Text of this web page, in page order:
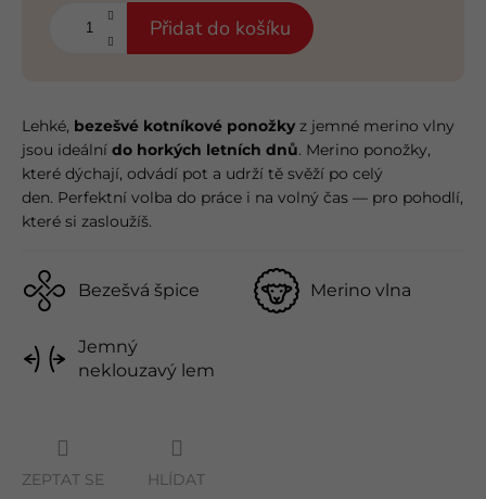
Přidat do košíku
Lehké, bezešvé kotníkové ponožky z jemné merino vlny
jsou ideální do horkých letních dnů. Merino ponožky,
které dýchají, odvádí pot a udrží tě svěží po celý
den. Perfektní volba do práce i na volný čas — pro pohodlí,
které si zasloužíš.
Bezešvá špice Merino vlna
Jemný
neklouzavý lem
ZEPTAT SE HLÍDAT